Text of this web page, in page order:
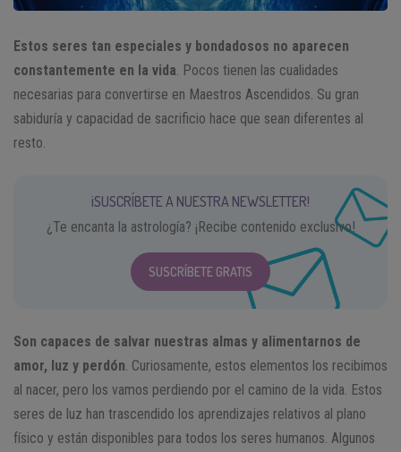
Estos seres tan especiales y bondadosos no aparecen
constantemente en la vida. Pocos tienen las cualidades
necesarias para convertirse en Maestros Ascendidos. Su gran
sabiduría y capacidad de sacrificio hace que sean diferentes al
resto.
¡SUSCRÍBETE A NUESTRA NEWSLETTER!
¿Te encanta la astrología? ¡Recibe contenido exclusivo!
SUSCRÍBETE GRATIS
Son capaces de salvar nuestras almas y alimentarnos de
amor, luz y perdón. Curiosamente, estos elementos los recibimos
al nacer, pero los vamos perdiendo por el camino de la vida. Estos
seres de luz han trascendido los aprendizajes relativos al plano
físico y están disponibles para todos los seres humanos. Algunos